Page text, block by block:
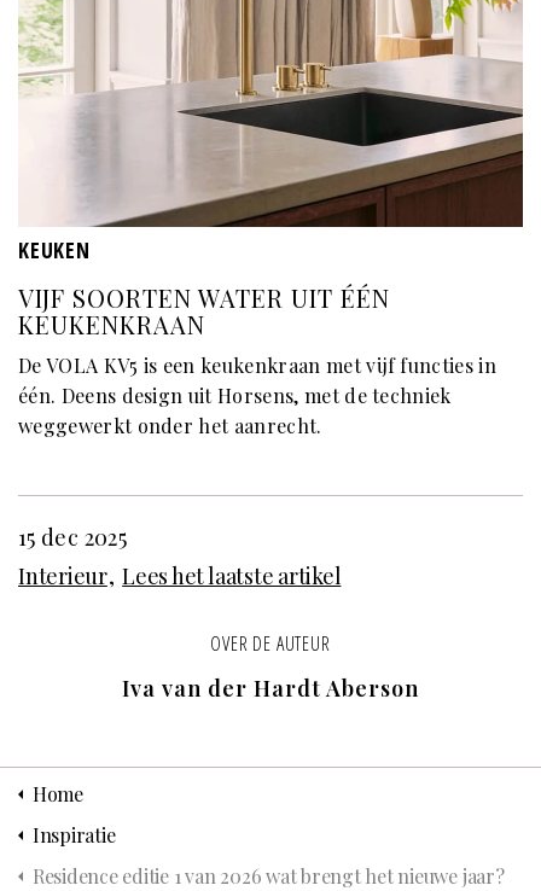
KEUKEN
VIJF SOORTEN WATER UIT ÉÉN
KEUKENKRAAN
De VOLA KV5 is een keukenkraan met vijf functies in
één. Deens design uit Horsens, met de techniek
weggewerkt onder het aanrecht.
15 dec 2025
Interieur Lees het laatste artikel
OVER DE AUTEUR
Iva van der Hardt Aberson
Home
Inspiratie
Residence editie 1 van 2026 wat brengt het nieuwe jaar?